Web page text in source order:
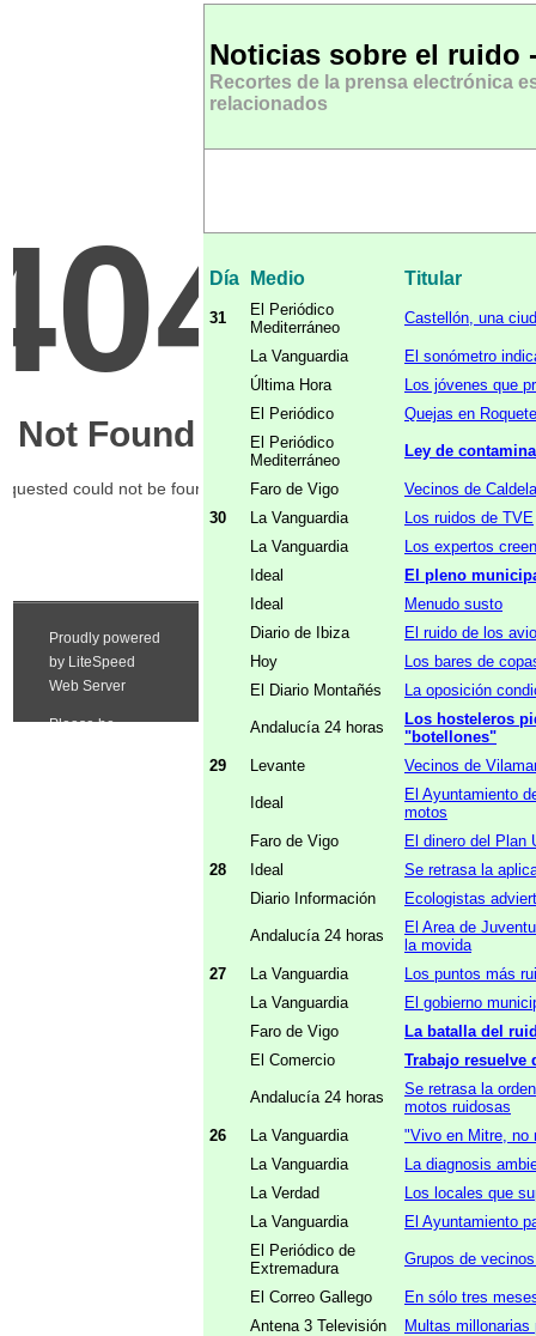
Noticias sobre el ruido
Recortes de la prensa electrónica
relacionados
Día Medio Titular
31
El Periódico
Mediterráneo
Castellón, una
La Vanguardia
El sonómetro
Última Hora
Los jóvenes que
El Periódico
Quejas en
El Periódico
Mediterráneo
Ley de
Faro de Vigo
Vecinos de
30
La Vanguardia
Los ruidos de TVE
La Vanguardia
Los expertos
Ideal
El pleno
Ideal
Menudo susto
Diario de Ibiza
El ruido de los
Hoy
Los bares de
El Diario Montañés
La oposición
Andalucía 24 horas
Los hosteleros
"botellones"
29
Levante Vecinos de
Ideal
El Ayuntamiento
motos
Faro de Vigo
El dinero del Plan
28
Ideal
Se retrasa la
Diario Información
Ecologistas
Andalucía 24 horas
El Area de
la movida
27
La Vanguardia
Los puntos más
La Vanguardia
El gobierno
Faro de Vigo
La batalla del
El Comercio
Trabajo resuelve
Andalucía 24 horas
Se retrasa la
motos ruidosas
26
La Vanguardia
"Vivo en Mitre, no
La Vanguardia
La diagnosis
La Verdad
Los locales que
La Vanguardia
El Ayuntamiento
El Periódico de
Extremadura
Grupos de
El Correo Gallego
En sólo tres
Antena 3 Televisión
Multas millonarias